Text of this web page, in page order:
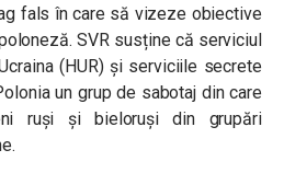
fals în care să vizeze obiective
SVR susține că serviciul
(HUR) și serviciile secrete
un grup de sabotaj din care
ruși și bieloruși din grupări